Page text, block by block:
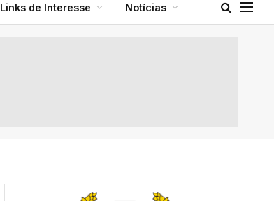
Links de Interesse Notícias